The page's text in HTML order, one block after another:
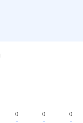
0 0 0